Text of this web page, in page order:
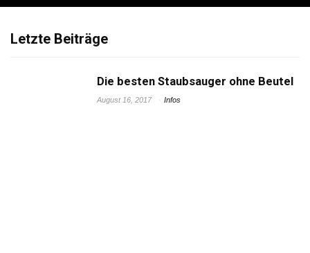
Letzte Beiträge
Die besten Staubsauger ohne Beutel
August 16, 2017 Infos